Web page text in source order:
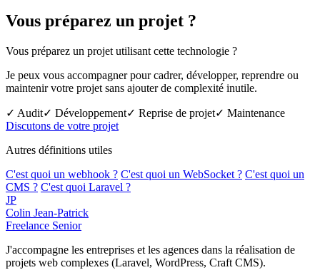
Vous préparez un projet ?
Vous préparez un projet utilisant cette technologie ?
Je peux vous accompagner pour cadrer, développer, reprendre ou
maintenir votre projet sans ajouter de complexité inutile.
✓ Audit✓ Développement✓ Reprise de projet✓ Maintenance
Discutons de votre projet
Autres définitions utiles
C'est quoi un webhook ? C'est quoi un WebSocket ? C'est quoi un
CMS ? C'est quoi Laravel ?
JP
Colin Jean-Patrick
Freelance Senior
J'accompagne les entreprises et les agences dans la réalisation de
projets web complexes (Laravel, WordPress, Craft CMS).